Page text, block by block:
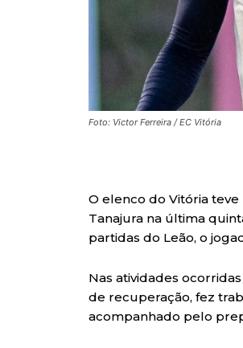
Foto: Victor Ferreira / EC Vitória
O elenco do Vitória
Tanajura na última
partidas do Leão, o
Nas atividades
de recuperação, fez
acompanhado pelo